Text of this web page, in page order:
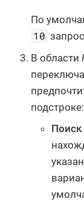
По
10
В области
подстроке: